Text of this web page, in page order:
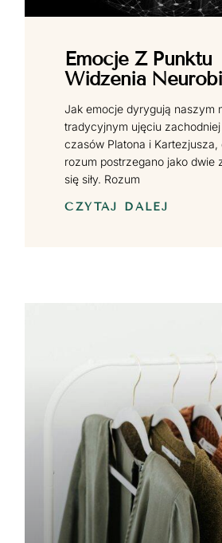
Emocje Z Punktu
Widzenia
Jak emocje dyrygują naszym
tradycyjnym ujęciu
czasów Platona i Kartezjusza,
rozum postrzegano jako dwie
się siły. Rozum
CZYTAJ DALEJ